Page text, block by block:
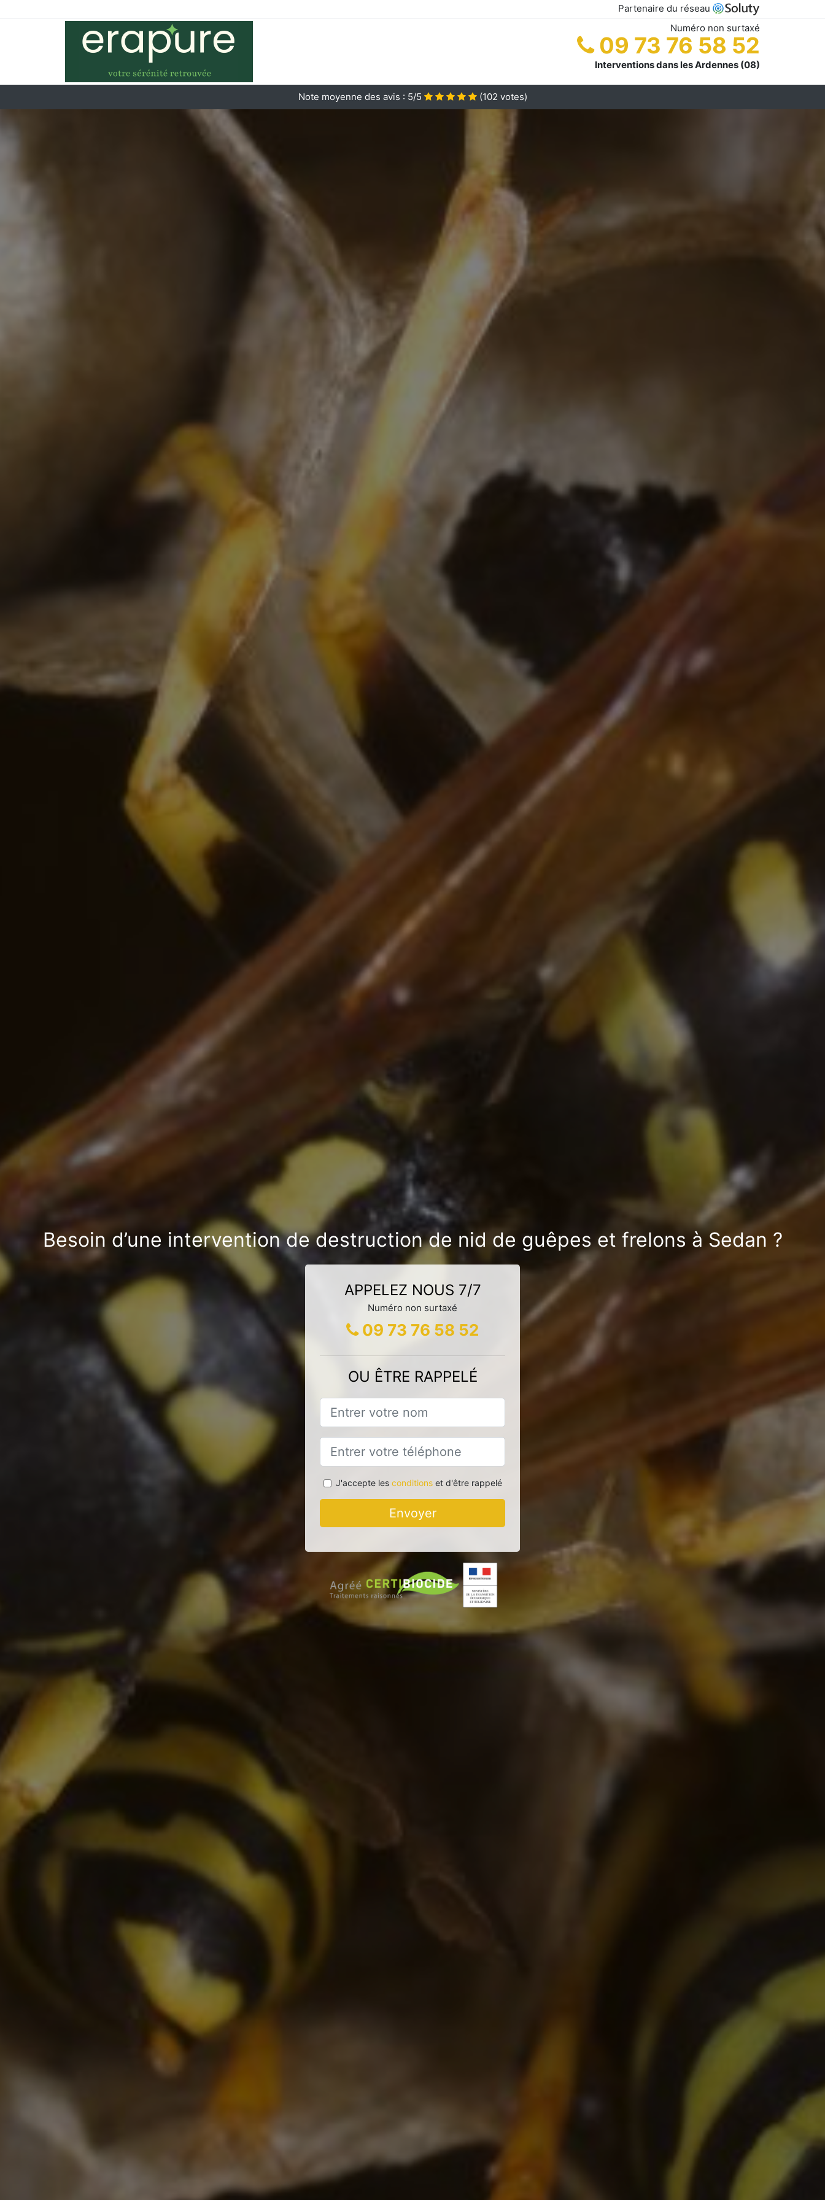
Partenaire du réseau
Numéro non surtaxé
09 73 76 58 52
Interventions dans les Ardennes (08)
Note moyenne des avis : 5/5 (102 votes)
Besoin d’une intervention de destruction de nid de guêpes et frelons à Sedan ?
APPELEZ NOUS 7/7
Numéro non surtaxé
09 73 76 58 52
OU ÊTRE RAPPELÉ
J'accepte les conditionset d'être rappelé
Envoyer